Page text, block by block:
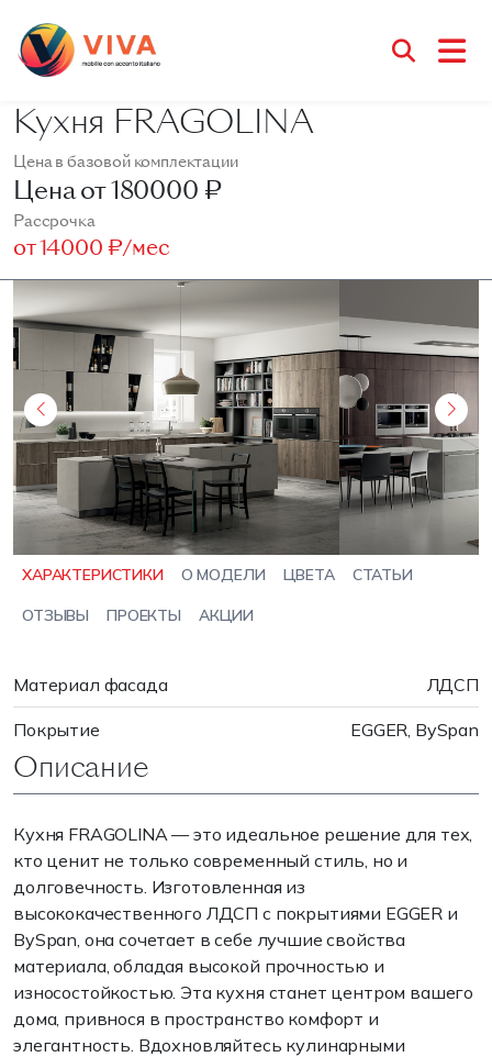
Кухня FRAGOLINA
Цена в базовой комплектации
Цена от180000 ₽
Рассрочка
от14000 ₽/мес
ХАРАКТЕРИСТИКИ О МОДЕЛИ ЦВЕТА СТАТЬИ
ОТЗЫВЫ ПРОЕКТЫ АКЦИИ
Материал фасада ЛДСП
Покрытие EGGER, BySpan
Описание
Кухня FRAGOLINA — это идеальное решение для тех,
кто ценит не только современный стиль, но и
долговечность. Изготовленная из
высококачественного ЛДСП с покрытиями EGGER и
BySpan, она сочетает в себе лучшие свойства
материала, обладая высокой прочностью и
износостойкостью. Эта кухня станет центром вашего
дома, привнося в пространство комфорт и
элегантность. Вдохновляйтесь кулинарными